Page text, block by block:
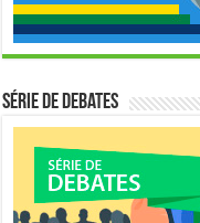
Série de Debates